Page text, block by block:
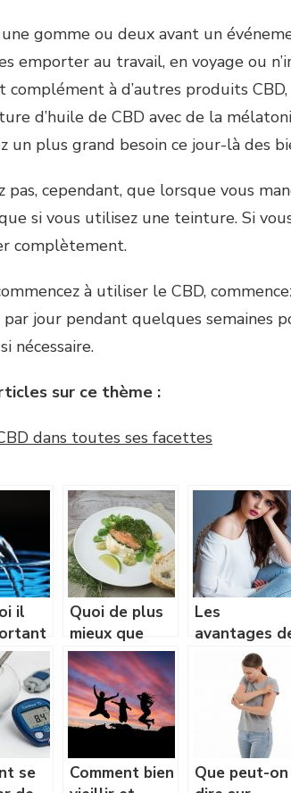
gomme ou deux avant un
emporter au travail, en voyage ou
complément à d’autres produits
d’huile de CBD avec de la
un plus grand besoin ce jour-là des
pas, cependant, que lorsque vous
si vous utilisez une teinture. Si
complètement.
à utiliser le CBD,
jour pendant quelques semaines
nécessaire.
sur ce thème :
dans toutes ses facettes
il
l’eau
Quoi de plus
mieux que
votre santé?
Les
avantages
la technologie
d’hydrafacial
se
Comment bien
Que peut-on